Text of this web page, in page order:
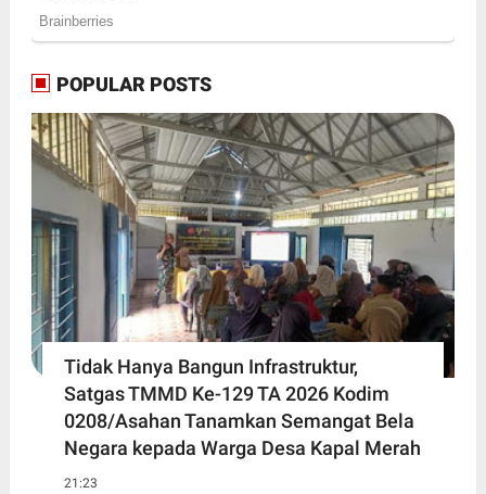
POPULAR POSTS
Tidak Hanya Bangun Infrastruktur,
Satgas TMMD Ke-129 TA 2026 Kodim
0208/Asahan Tanamkan Semangat Bela
Negara kepada Warga Desa Kapal Merah
21:23